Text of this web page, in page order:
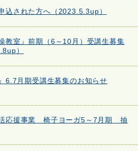
込された方へ（2023.5.3up）
教室』前期（6～10月）受講生募集
）
6.7月期受講生募集のお知らせ
応援事業 椅子ヨーガ5～7月期 抽